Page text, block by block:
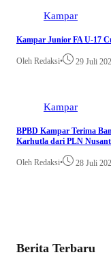
Kampar
Kampar Junior FA U-17
Oleh Redaksi• 29 Juli
Kampar
BPBD Kampar Terima
Karhutla dari PLN
Oleh Redaksi• 28 Juli
Berita Terbaru